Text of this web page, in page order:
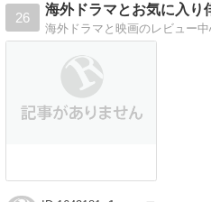
26
海外ドラマとお気に入り